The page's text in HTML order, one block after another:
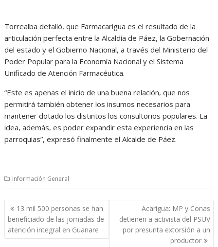
Torrealba detalló, que Farmacarigua es el resultado de la
articulación perfecta entre la Alcaldía de Páez, la Gobernación
del estado y el Gobierno Nacional, a través del Ministerio del
Poder Popular para la Economía Nacional y el Sistema
Unificado de Atención Farmacéutica.
“Este es apenas el inicio de una buena relación, que nos
permitirá también obtener los insumos necesarios para
mantener dotado los distintos los consultorios populares. La
idea, además, es poder expandir esta experiencia en las
parroquias”, expresó finalmente el Alcalde de Páez.
Información General
Navegación
de
entradas
13 mil 500 personas se han
beneficiado de las jornadas de
atención integral en Guanare
Acarigua: MP y Conas
detienen a activista del PSUV
por presunta extorsión a un
productor